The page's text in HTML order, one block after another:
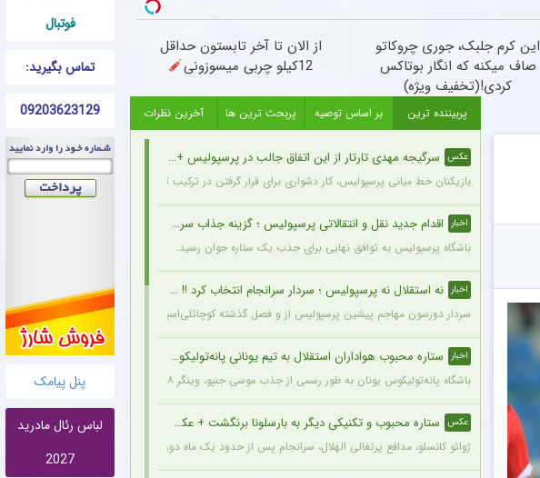
فوتبال
تماس بگیرید:
09203623129
پنل پیامک
لباس رئال مادرید
2027
این کرم جلبک، جوری چروکاتو
صاف میکنه که انگار بوتاکس
کردی!(تخفیف ویژه)
از الان تا آخر تابستون حداقل
12کیلو چربی میسوزونی
پربیننده ترین بر اساس توصیه پربحث ترین ها آخرین نظرات
عکس سرگیجه مهدی تارتار از این اتفاق جالب در پرسپولیس + عکس
بازیکنان خط میانی پرسپولیس، کار دشواری برای قرار گرفتن در ترکیب ثابت این تیم خواهند داشت.
اخبار اقدام جدید نقل و انتقالاتی پرسپولیس ؛ گزینه جذاب سرخپوش می شود؟
باشگاه پرسپولیس به توافق نهایی برای جذب یک ستاره جوان رسید.
اخبار نه استقلال نه پرسپولیس ؛ سردار سرانجام انتخاب کرد !! + جزئیات
سردار دورسون مهاجم پیشین پرسپولیس از و فصل گذشته کوچائلی‌اسپور، با قراردادی یک‌ساله به تیم
اخبار ستاره محبوب هواداران استقلال به تیم یونانی پانه‌تولیکوس پیوست
باشگاه پانه‌تولیکوس یونان به طور رسمی از جذب موسی جنپو، وینگر ۲۸ ساله مالیایی سابق استقلال، با قراردادی دو ساله خبر داد.
عکس ستاره محبوب و تکنیکی دیگر به بارسلونا برنگشت + عکس
ژوائو کانسلو، مدافع پرتغالی الهلال، سرانجام پس از حدود یک ماه دوری، به باشگاه عربستانی بازگشت.